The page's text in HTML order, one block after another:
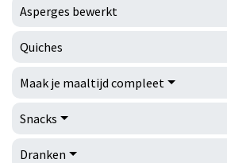
Asperges bewerkt
Quiches
Maak je maaltijd compleet
Snacks
Dranken